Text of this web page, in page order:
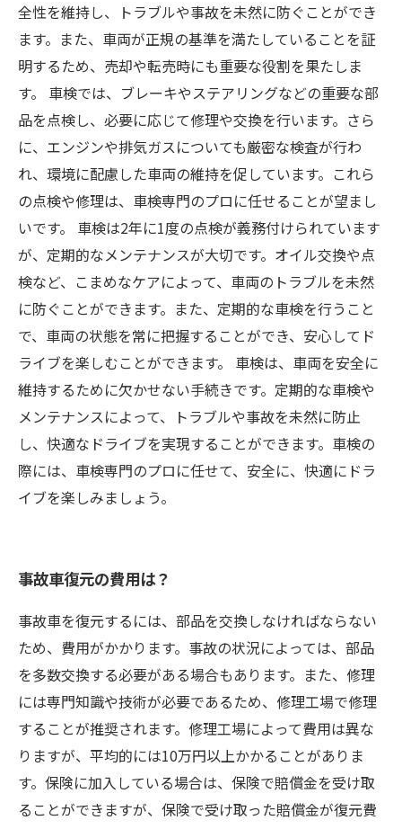
全性を維持し、トラブルや事故を未然に防ぐことができ
ます。また、車両が正規の基準を満たしていることを証
明するため、売却や転売時にも重要な役割を果たしま
す。 車検では、ブレーキやステアリングなどの重要な部
品を点検し、必要に応じて修理や交換を行います。さら
に、エンジンや排気ガスについても厳密な検査が行わ
れ、環境に配慮した車両の維持を促しています。これら
の点検や修理は、車検専門のプロに任せることが望まし
いです。 車検は2年に1度の点検が義務付けられています
が、定期的なメンテナンスが大切です。オイル交換や点
検など、こまめなケアによって、車両のトラブルを未然
に防ぐことができます。また、定期的な車検を行うこと
で、車両の状態を常に把握することができ、安心してド
ライブを楽しむことができます。 車検は、車両を安全に
維持するために欠かせない手続きです。定期的な車検や
メンテナンスによって、トラブルや事故を未然に防止
し、快適なドライブを実現することができます。車検の
際には、車検専門のプロに任せて、安全に、快適にドラ
イブを楽しみましょう。
事故車復元の費用は？
事故車を復元するには、部品を交換しなければならない
ため、費用がかかります。事故の状況によっては、部品
を多数交換する必要がある場合もあります。また、修理
には専門知識や技術が必要であるため、修理工場で修理
することが推奨されます。修理工場によって費用は異な
りますが、平均的には10万円以上かかることがありま
す。保険に加入している場合は、保険で賠償金を受け取
ることができますが、保険で受け取った賠償金が復元費